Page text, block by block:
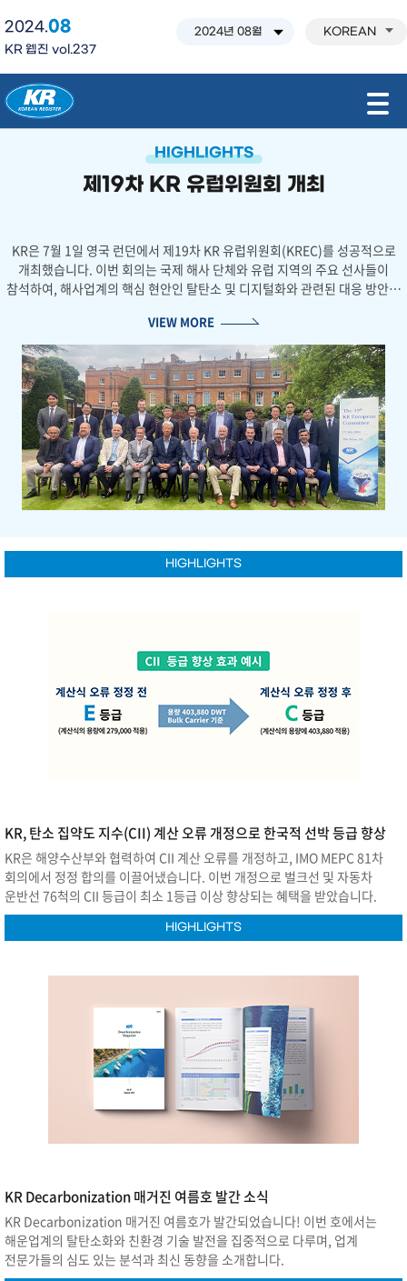
2024.08
KR 웹진 vol.237
KOREAN
HIGHLIGHTS
제19차 KR 유럽위원회 개최
KR은 7월 1일 영국 런던에서 제19차 KR 유럽위원회(KREC)를 성공적으로
개최했습니다. 이번 회의는 국제 해사 단체와 유럽 지역의 주요 선사들이
참석하여, 해사업계의 핵심 현안인 탈탄소 및 디지털화와 관련된 대응 방안을
VIEW MORE
HIGHLIGHTS
KR, 탄소 집약도 지수(CII) 계산 오류 개정으로 한국적 선박 등급 향상
KR은 해양수산부와 협력하여 CII 계산 오류를 개정하고, IMO MEPC 81차
회의에서 정정 합의를 이끌어냈습니다. 이번 개정으로 벌크선 및 자동차
운반선 76척의 CII 등급이 최소 1등급 이상 향상되는 혜택을 받았습니다.
HIGHLIGHTS
KR Decarbonization 매거진 여름호 발간 소식
KR Decarbonization 매거진 여름호가 발간되었습니다! 이번 호에서는
해운업계의 탈탄소화와 친환경 기술 발전을 집중적으로 다루며, 업계
전문가들의 심도 있는 분석과 최신 동향을 소개합니다.